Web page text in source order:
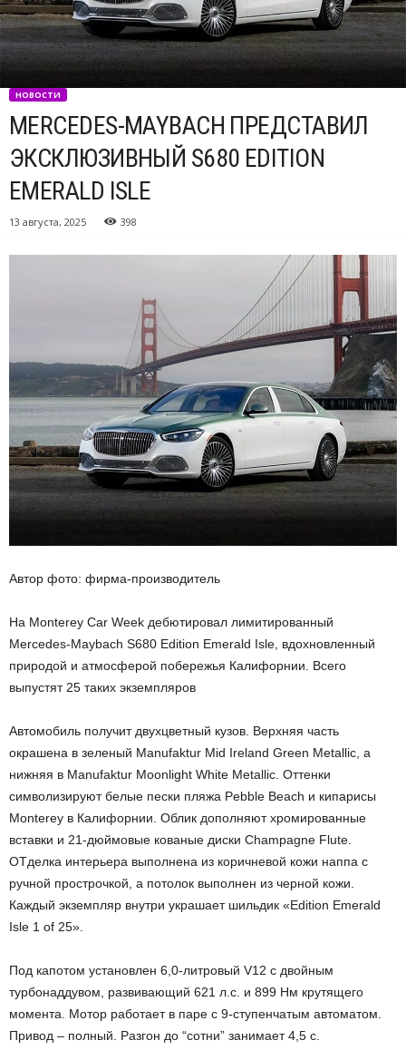
НОВОСТИ
MERCEDES-MAYBACH ПРЕДСТАВИЛ
ЭКСКЛЮЗИВНЫЙ S680 EDITION
EMERALD ISLE
13 августа, 2025 398
Автор фото: фирма-производитель
На Monterey Car Week дебютировал лимитированный
Mercedes-Maybach S680 Edition Emerald Isle, вдохновленный
природой и атмосферой побережья Калифорнии. Всего
выпустят 25 таких экземпляров
Автомобиль получит двухцветный кузов. Верхняя часть
окрашена в зеленый Manufaktur Mid Ireland Green Metallic, а
нижняя в Manufaktur Moonlight White Metallic. Оттенки
символизируют белые пески пляжа Pebble Beach и кипарисы
Monterey в Калифорнии. Облик дополняют хромированные
вставки и 21-дюймовые кованые диски Champagne Flute.
ОТделка интерьера выполнена из коричневой кожи наппа с
ручной прострочкой, а потолок выполнен из черной кожи.
Каждый экземпляр внутри украшает шильдик «Edition Emerald
Isle 1 of 25».
Под капотом установлен 6,0-литровый V12 с двойным
турбонаддувом, развивающий 621 л.с. и 899 Нм крутящего
момента. Мотор работает в паре с 9-ступенчатым автоматом.
Привод – полный. Разгон до “сотни” занимает 4,5 с.